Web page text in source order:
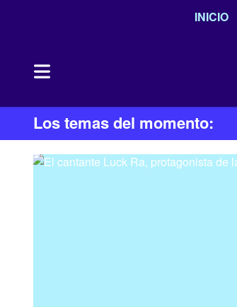
INICIO
Los temas del momento: